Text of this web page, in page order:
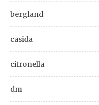
bergland
casida
citronella
dm